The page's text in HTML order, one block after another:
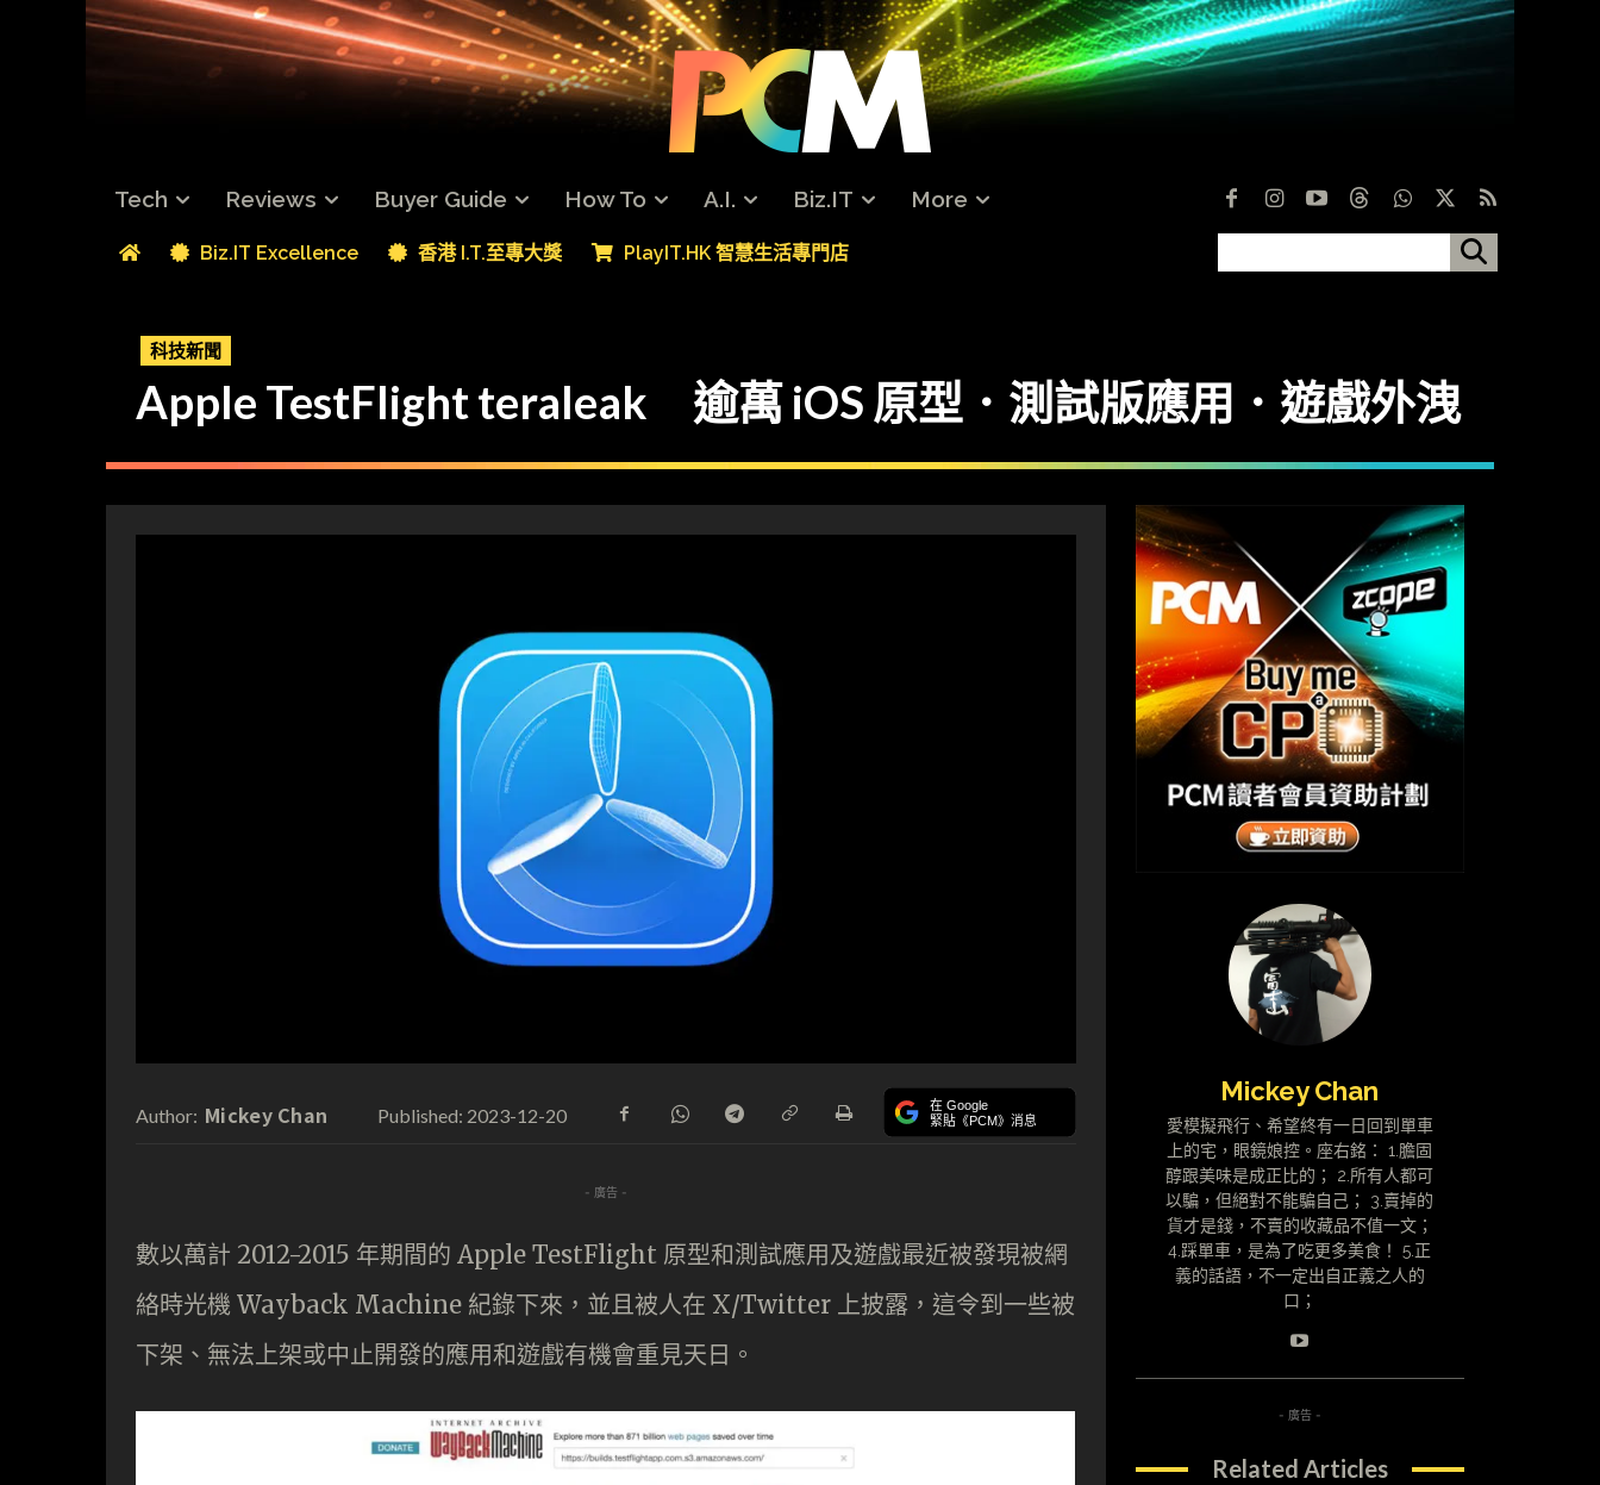
Tech Reviews Buyer Guide How To A.I. Biz.IT More
Biz.IT Excellence 香港 I.T.至專大獎 PlayIT.HK 智慧生活專門店
科技新聞
Apple TestFlight teraleak 逾萬 iOS 原型．測試版應用．遊戲外洩
Author: Mickey Chan Published: 2023-12-20 在 Google
緊貼《PCM》消息
- 廣告 -
數以萬計 2012-2015 年期間的 Apple TestFlight 原型和測試應用及遊戲最近被發現被網
絡時光機 Wayback Machine 紀錄下來，並且被人在 X/Twitter 上披露，這令到一些被
下架、無法上架或中止開發的應用和遊戲有機會重見天日。
Mickey Chan
愛模擬飛行、希望終有一日回到單車
上的宅，眼鏡娘控。座右銘： 1.膽固
醇跟美味是成正比的； 2.所有人都可
以騙，但絕對不能騙自己； 3.賣掉的
貨才是錢，不賣的收藏品不值一文；
4.踩單車，是為了吃更多美食！ 5.正
義的話語，不一定出自正義之人的
口；
- 廣告 -
Related Articles